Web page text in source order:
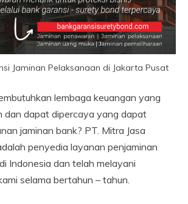
Jaminan Pelaksanaan di Jakarta Pusat
lembaga keuangan yang
dan dapat dipercaya yang dapat
jaminan bank? PT. Mitra Jasa
penyedia layanan penjaminan
Indonesia dan telah melayani
selama bertahun – tahun.